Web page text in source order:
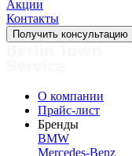
Акции
Контакты
Получить консультацию
О компании
Прайс-лист
Бренды
BMW
Mercedes-Benz